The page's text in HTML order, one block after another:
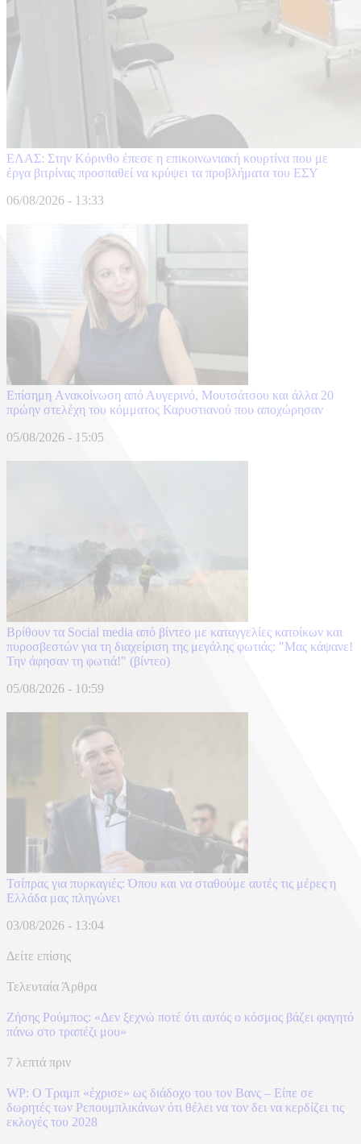
ΕΛΑΣ: Στην Κόρινθο έπεσε η επικοινωνιακή κουρτίνα που με
έργα βιτρίνας προσπαθεί να κρύψει τα προβλήματα του ΕΣΥ
06/08/2026 - 13:33
Επίσημη Aνακοίνωση από Αυγερινό, Μουτσάτσου και άλλα 20
πρώην στελέχη του κόμματος Καρυστιανού που αποχώρησαν
05/08/2026 - 15:05
Βρίθουν τα Social media από βίντεο με καταγγελίες κατοίκων και
πυροσβεστών για τη διαχείριση της μεγάλης φωτιάς: "Μας κάψανε!
Την άφησαν τη φωτιά!" (βίντεο)
05/08/2026 - 10:59
Τσίπρας για πυρκαγιές: Όπου και να σταθούμε αυτές τις μέρες η
Ελλάδα μας πληγώνει
03/08/2026 - 13:04
Δείτε επίσης
Τελευταία Άρθρα
Ζήσης Ρούμπος: «Δεν ξεχνώ ποτέ ότι αυτός ο κόσμος βάζει φαγητό
πάνω στο τραπέζι μου»
7 λεπτά πριν
WP: Ο Τραμπ «έχρισε» ως διάδοχο του τον Βανς – Είπε σε
δωρητές των Ρεπουμπλικάνων ότι θέλει να τον δει να κερδίζει τις
εκλογές του 2028